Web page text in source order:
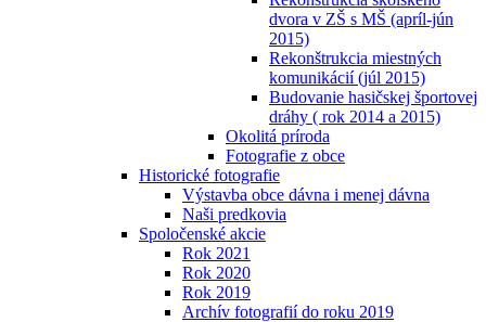
dvora v ZŠ s MŠ (apríl-jún
2015)
Rekonštrukcia miestných
komunikácií (júl 2015)
Budovanie hasičskej športovej
dráhy ( rok 2014 a 2015)
Okolitá príroda
Fotografie z obce
Historické fotografie
Výstavba obce dávna i menej dávna
Naši predkovia
Spoločenské akcie
Rok 2021
Rok 2020
Rok 2019
Archív fotografií do roku 2019